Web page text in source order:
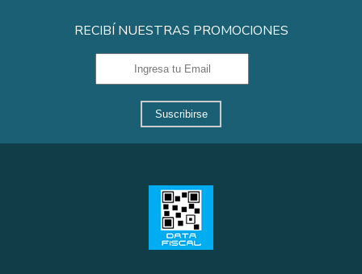
RECIBÍ NUESTRAS PROMOCIONES
Suscribirse